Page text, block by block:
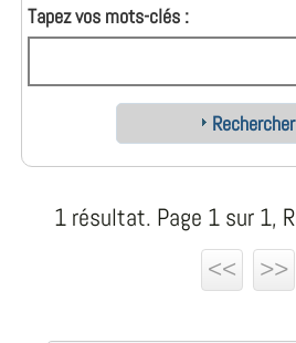
Tapez vos mots-clés :
Rechercher
1 résultat. Page 1 sur 1,
<<
>>